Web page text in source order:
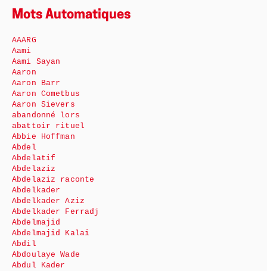
Mots Automatiques
AAARG
Aami
Aami Sayan
Aaron
Aaron Barr
Aaron Cometbus
Aaron Sievers
abandonné lors
abattoir rituel
Abbie Hoffman
Abdel
Abdelatif
Abdelaziz
Abdelaziz raconte
Abdelkader
Abdelkader Aziz
Abdelkader Ferradj
Abdelmajid
Abdelmajid Kalai
Abdil
Abdoulaye Wade
Abdul Kader